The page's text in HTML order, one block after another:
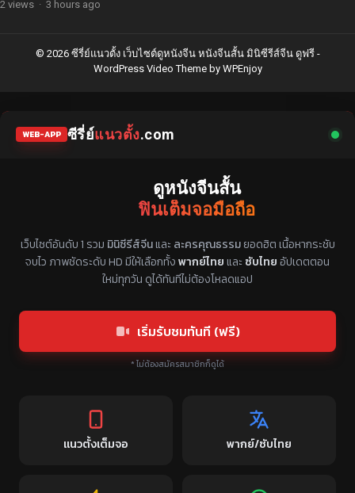
2 views · 3 hours ago
© 2026 ซีรี่ย์แนวตั้ง เว็บไซต์ดูหนังจีน หนังจีนสั้น มินิซีรีส์จีน ดูฟรี -
WordPress Video Themeby WPEnjoy
WEB-APP ซีรี่ย์แนวตั้ง.com
ดูหนังจีนสั้น
ฟินเต็มจอมือถือ
แหล่งรวมซีรี่ย์จีนแนวตั้ง พากย์ไทย ซับไทย
เว็บไซต์อันดับ 1 รวม มินิซีรีส์จีนและ ละครคุณธรรมยอดฮิต เนื้อหากระชับ
จบไว ภาพชัดระดับ HD มีให้เลือกทั้งพากย์ไทยและ ซับไทยอัปเดตตอน
ใหม่ทุกวัน ดูได้ทันทีไม่ต้องโหลดแอป
เริ่มรับชมทันที (ฟรี)
* ไม่ต้องสมัครสมาชิกก็ดูได้
แนวตั้งเต็มจอ พากย์/ซับไทย